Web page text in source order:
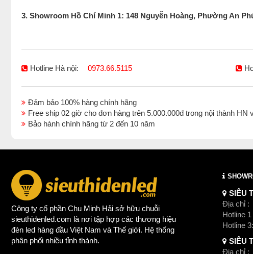
3. Showroom Hồ Chí Minh 1: 148 Nguyễn Hoàng, Phường An
Hotline Hà nội: 0973.66.5115
Đảm bảo 100% hàng chính hãng
Free ship 02 giờ cho đơn hàng trên 5.000.000đ trong nội thành HN
Bảo hành chính hãng từ 2 đến 10 năm
Công ty cổ phần Chu Minh Hải sở hữu chuỗi
sieuthidenled.com là nơi tập hợp các thương hiệu
đèn led hàng đầu Việt Nam và Thế giới. Hệ thống
phân phối nhiều tỉnh thành.
SIÊU
Địa chỉ :
Hotline 1
Hotline 3:
SIÊU
Địa chỉ :